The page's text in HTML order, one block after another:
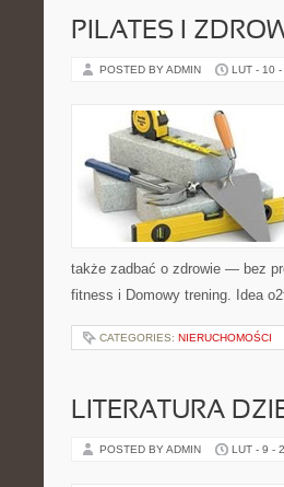
PILATES I
POSTED BY ADMIN LUT - 10
także zadbać o zdrowie — bez
fitness i Domowy trening. Idea
CATEGORIES: NIERUCHOMOŚCI
LITERATURA
POSTED BY ADMIN LUT - 9 -